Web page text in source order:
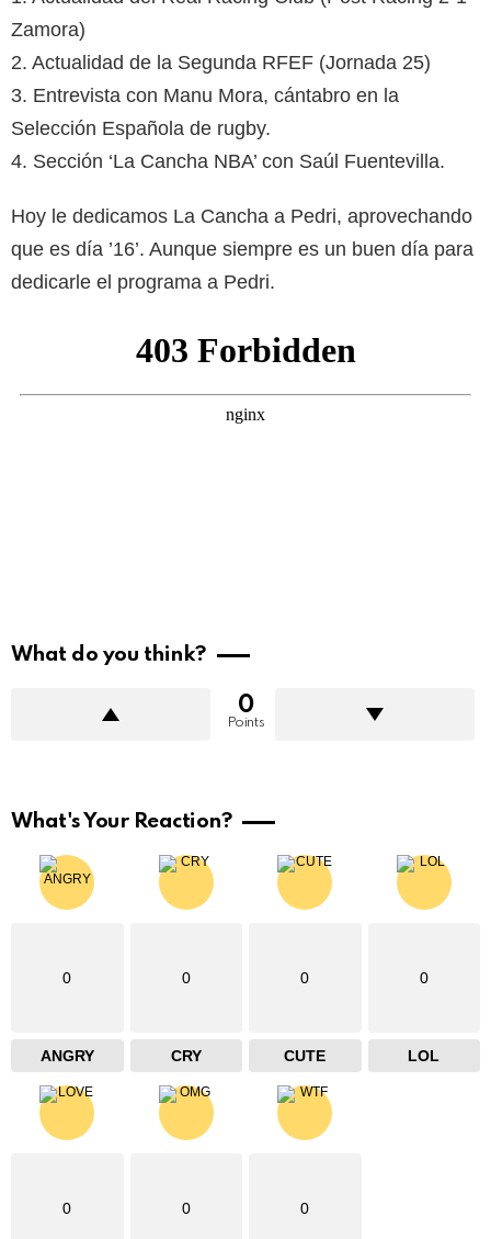
Zamora)
2. Actualidad de la Segunda RFEF (Jornada 25)
3. Entrevista con Manu Mora, cántabro en la
Selección Española de rugby.
4. Sección ‘La Cancha NBA’ con Saúl Fuentevilla.
Hoy le dedicamos La Cancha a Pedri, aprovechando
que es día ’16’. Aunque siempre es un buen día para
dedicarle el programa a Pedri.
What do you think?
0
Points
What's Your Reaction?
0
ANGRY
0
CRY
0
CUTE
0
LOL
0 0 0